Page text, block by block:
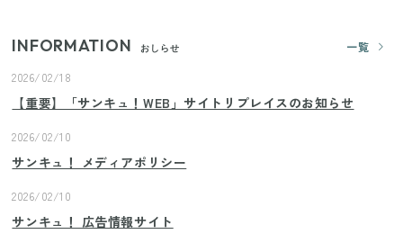
INFORMATION おしらせ
一覧
2026/02/18
【重要】「サンキュ！WEB」サイトリプレイスのお知らせ
2026/02/10
サンキュ！ メディアポリシー
2026/02/10
サンキュ！ 広告情報サイト